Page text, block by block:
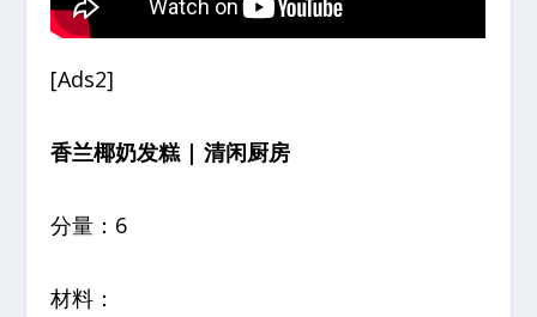
[Ads2]
香兰椰奶发糕 | 清闲厨房
分量：6
材料：